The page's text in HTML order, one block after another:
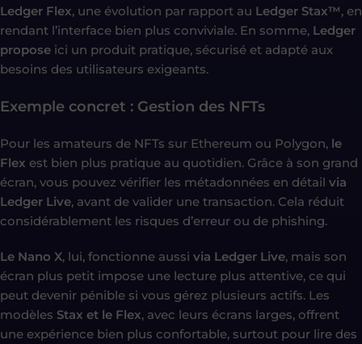
Ledger Flex, une évolution par rapport au Ledger Stax™, en
rendant l’interface bien plus conviviale. En somme, Ledger
propose ici un produit pratique, sécurisé et adapté aux
besoins des utilisateurs exigeants.
Exemple concret : Gestion des NFTs
Pour les amateurs de NFTs sur Ethereum ou Polygon, le
Flex est bien plus pratique au quotidien. Grâce à son grand
écran, vous pouvez vérifier les métadonnées en détail via
Ledger Live, avant de valider une transaction. Cela réduit
considérablement les risques d’erreur ou de phishing.
Le Nano X, lui, fonctionne aussi via Ledger Live, mais son
écran plus petit impose une lecture plus attentive, ce qui
peut devenir pénible si vous gérez plusieurs actifs. Les
modèles Stax et le Flex, avec leurs écrans larges, offrent
une expérience bien plus confortable, surtout pour lire des